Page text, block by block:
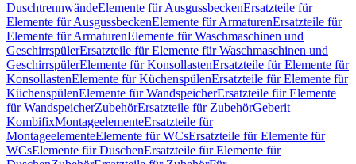
DuschtrennwändeElemente für AusgussbeckenErsatzteile für
Elemente für AusgussbeckenElemente für ArmaturenErsatzteile für
Elemente für ArmaturenElemente für Waschmaschinen und
GeschirrspülerErsatzteile für Elemente für Waschmaschinen und
GeschirrspülerElemente für KonsollastenErsatzteile für Elemente für
KonsollastenElemente für KüchenspülenErsatzteile für Elemente für
KüchenspülenElemente für WandspeicherErsatzteile für Elemente
für WandspeicherZubehörErsatzteile für ZubehörGeberit
KombifixMontageelementeErsatzteile für
MontageelementeElemente für WCsErsatzteile für Elemente für
WCsElemente für DuschenErsatzteile für Elemente für